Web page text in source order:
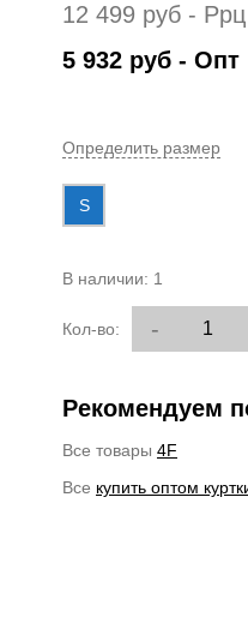
12 499 руб - Ррц
5 932 руб - Опт
Определить размер
S
В наличии: 1
Кол-во: -
Рекомендуем
Все товары 4F
Все купить оптом